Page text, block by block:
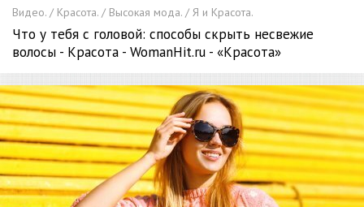
Видео. / Красота. / Высокая мода. / Я и Красота.
Что у тебя с головой: способы скрыть несвежие
волосы - Красота - WomanHit.ru - «Красота»